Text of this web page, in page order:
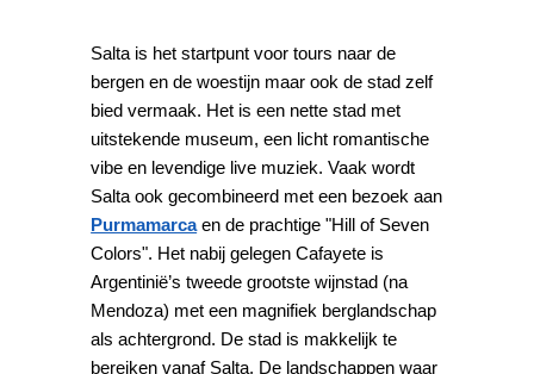
Salta is het startpunt voor tours naar de
bergen en de woestijn maar ook de stad zelf
bied vermaak. Het is een nette stad met
uitstekende museum, een licht romantische
vibe en levendige live muziek. Vaak wordt
Salta ook gecombineerd met een bezoek aan
Purmamarcaen de prachtige "Hill of Seven
Colors". Het nabij gelegen Cafayete is
Argentinië’s tweede grootste wijnstad (na
Mendoza) met een magnifiek berglandschap
als achtergrond. De stad is makkelijk te
bereiken vanaf Salta. De landschappen waar